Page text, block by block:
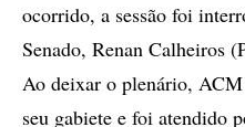
ocorrido, a sessão foi
Senado, Renan Calheiros
Ao deixar o plenário,
seu gabiete e foi atendido